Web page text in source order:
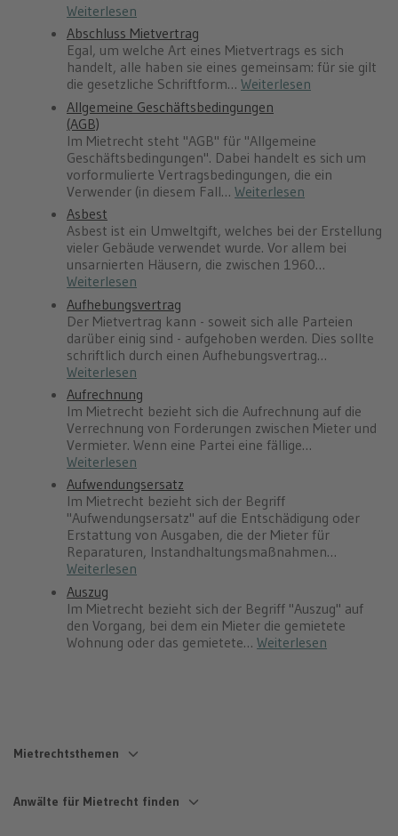
Weiterlesen
Abschluss Mietvertrag
Egal, um welche Art eines Mietvertrags es sich
handelt, alle haben sie eines gemeinsam: für sie gilt
die gesetzliche Schriftform… Weiterlesen
Allgemeine Geschäftsbedingungen
(AGB)
Im Mietrecht steht "AGB" für "Allgemeine
Geschäftsbedingungen". Dabei handelt es sich um
vorformulierte Vertragsbedingungen, die ein
Verwender (in diesem Fall… Weiterlesen
Asbest
Asbest ist ein Umweltgift, welches bei der Erstellung
vieler Gebäude verwendet wurde. Vor allem bei
unsarnierten Häusern, die zwischen 1960…
Weiterlesen
Aufhebungsvertrag
Der Mietvertrag kann - soweit sich alle Parteien
darüber einig sind - aufgehoben werden. Dies sollte
schriftlich durch einen Aufhebungsvertrag…
Weiterlesen
Aufrechnung
Im Mietrecht bezieht sich die Aufrechnung auf die
Verrechnung von Forderungen zwischen Mieter und
Vermieter. Wenn eine Partei eine fällige…
Weiterlesen
Aufwendungsersatz
Im Mietrecht bezieht sich der Begriff
"Aufwendungsersatz" auf die Entschädigung oder
Erstattung von Ausgaben, die der Mieter für
Reparaturen, Instandhaltungsmaßnahmen…
Weiterlesen
Auszug
Im Mietrecht bezieht sich der Begriff "Auszug" auf
den Vorgang, bei dem ein Mieter die gemietete
Wohnung oder das gemietete… Weiterlesen
Mietrechtsthemen
Schimmel
Anwälte für Mietrecht finden